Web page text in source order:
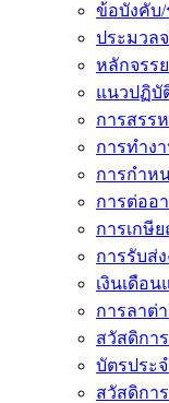
ข้อบังคับ
ประมวล
หลักจรร
แนวปฏิบั
การสรร
การทำง
การกำห
การต่ออ
การเกษี
การรับส่
เงินเดือ
การลาต่
สวัสดิกา
บัตรประ
สวัสดิกา